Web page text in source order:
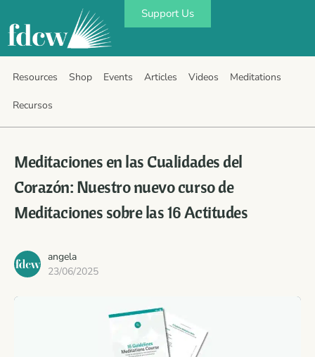
Support Us
Resources Shop Events Articles Videos Meditations
Recursos
Meditaciones en las Cualidades del
Corazón: Nuestro nuevo curso de
Meditaciones sobre las 16 Actitudes
angela
23/06/2025